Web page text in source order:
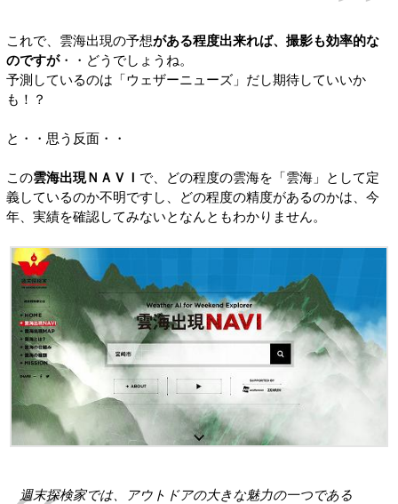
これで、雲海出現の予想がある程度出来れば、撮影も効率的な
のですが・・どうでしょうね。
予測しているのは「ウェザーニューズ」だし期待していいか
も！？
と・・思う反面・・
この雲海出現ＮＡＶＩ で、どの程度の雲海を「雲海」として定
義しているのか不明ですし、どの程度の精度があるのかは、今
年、実績を確認してみないとなんともわかりません。
週末探検家では、アウトドアの大きな魅力の一つである